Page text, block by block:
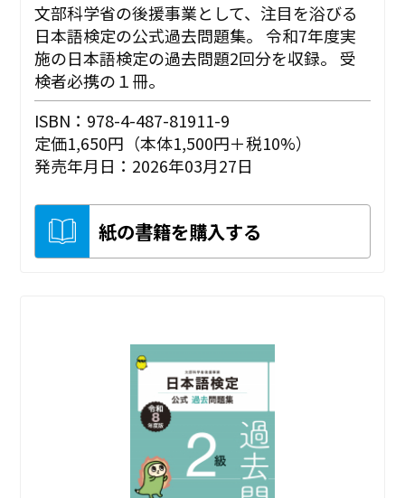
文部科学省の後援事業として、注目を浴びる
日本語検定の公式過去問題集。 令和7年度実
施の日本語検定の過去問題2回分を収録。 受
検者必携の１冊。
ISBN：978-4-487-81911-9
定価1,650円（本体1,500円＋税10%）
発売年月日：2026年03月27日
紙の書籍を購入する